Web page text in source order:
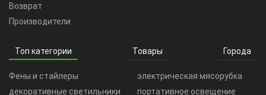
Возврат
Производители
Топ категории Товары Города
Фены и стайлеры
декоративные светильники
электрическая мясорубка
портативное освещение